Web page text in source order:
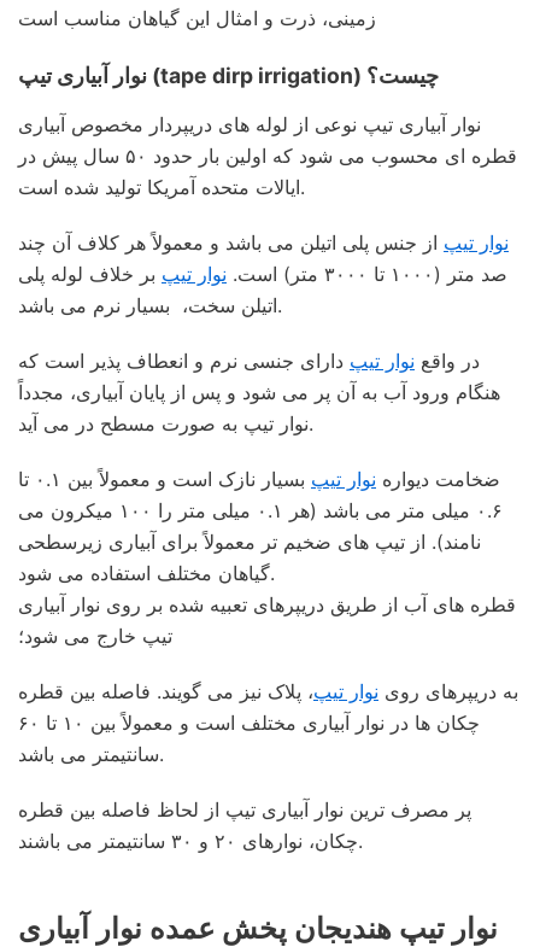
زمینی، ذرت و امثال این گیاهان مناسب است
نوار آبیاری تیپ (tape dirp irrigation) چیست؟
نوار آبیاری تیپ نوعی از لوله های دریپردار مخصوص آبیاری
قطره ای محسوب می شود که اولین بار حدود ۵۰ سال پیش در
ایالات متحده آمریکا تولید شده است.
نوار تیپ از جنس پلی اتیلن می باشد و معمولاً هر کلاف آن چند
صد متر (۱۰۰۰ تا ۳۰۰۰ متر) است.
نوار تیپ بر خلاف لوله پلی
اتیلن سخت، بسیار نرم می باشد.
در واقع نوار تیپ دارای جنسی نرم و انعطاف پذیر است که
هنگام ورود آب به آن پر می شود و پس از پایان آبیاری، مجدداً
نوار تیپ به صورت مسطح در می آید.
ضخامت دیواره نوار تیپ
بسیار نازک است و معمولاً بین ۰.۱ تا
۰.۶ میلی متر می باشد (هر ۰.۱ میلی متر را ۱۰۰ میکرون می
نامند). از تیپ های ضخیم تر معمولاً برای آبیاری زیرسطحی
گیاهان مختلف استفاده می شود.
قطره های آب از طریق دریپرهای تعبیه شده بر روی نوار آبیاری
تیپ خارج می شود؛
به دریپرهای روی نوار تیپ، پلاک نیز می گویند. فاصله بین قطره
چکان ها در نوار آبیاری مختلف است و معمولاً بین ۱۰ تا ۶۰
سانتیمتر می باشد.
پر مصرف ترین نوار آبیاری تیپ از لحاظ فاصله بین قطره
چکان، نوارهای ۲۰ و ۳۰ سانتیمتر می باشند.
نوار تیپ هندیجان پخش عمده نوار آبیاری